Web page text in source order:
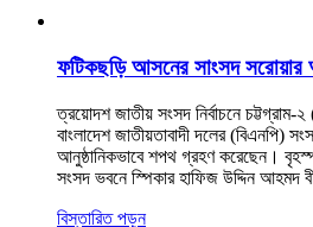
ফটিকছড়ি আসনের সাংসদ
ত্রয়োদশ জাতীয় সংসদ নির্বাচনে চট্টগ্রাম-
বাংলাদেশ জাতীয়তাবাদী দলের (বিএনপি)
আনুষ্ঠানিকভাবে শপথ গ্রহণ করেছেন।
সংসদ ভবনে স্পিকার হাফিজ উদ্দিন
বিস্তারিত পড়ুন